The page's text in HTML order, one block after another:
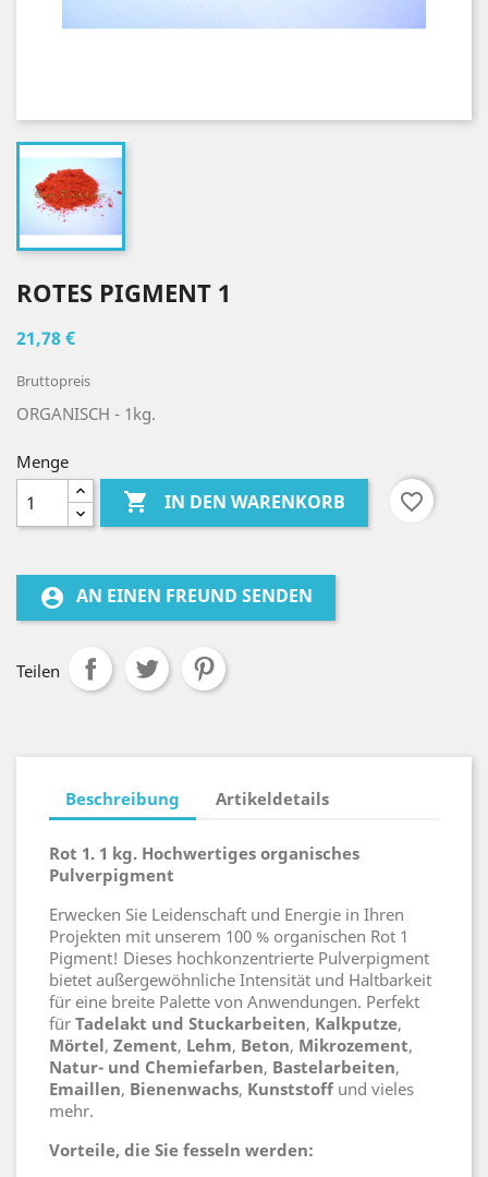
ROTES PIGMENT 1
21,78 €
Bruttopreis
ORGANISCH - 1kg.
Menge
 IN DEN WARENKORB favorite_border
account_circle AN EINEN FREUND SENDEN
Teilen
Beschreibung Artikeldetails
Rot 1. 1 kg. Hochwertiges organisches
Pulverpigment
Erwecken Sie Leidenschaft und Energie in Ihren
Projekten mit unserem 100 % organischen Rot 1
Pigment! Dieses hochkonzentrierte Pulverpigment
bietet außergewöhnliche Intensität und Haltbarkeit
für eine breite Palette von Anwendungen. Perfekt
für Tadelakt und Stuckarbeiten, Kalkputze,
Mörtel, Zement, Lehm, Beton, Mikrozement,
Natur- und Chemiefarben, Bastelarbeiten,
Emaillen, Bienenwachs, Kunststoffund vieles
mehr.
Vorteile, die Sie fesseln werden: